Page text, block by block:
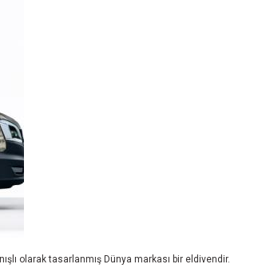
olarak tasarlanmış Dünya markası bir eldivendir.